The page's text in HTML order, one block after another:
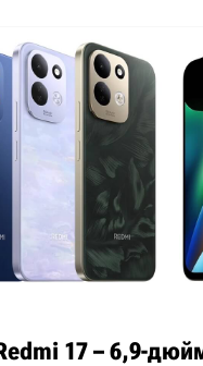
17 – 6,9-